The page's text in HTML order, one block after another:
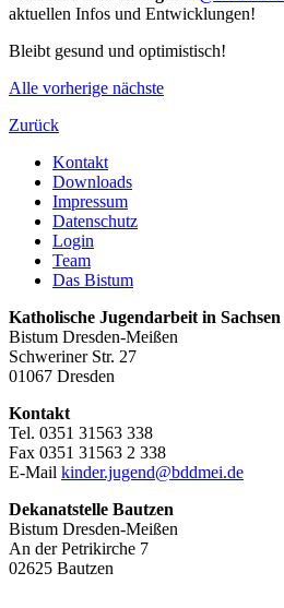
aktuellen Infos und Entwicklungen!
Bleibt gesund und optimistisch!
Alle vorherige nächste
Zurück
Kontakt
Downloads
Impressum
Datenschutz
Login
Team
Das Bistum
Katholische Jugendarbeit in
Bistum Dresden-Meißen
Schweriner Str. 27
01067 Dresden
Kontakt
Tel. 0351 31563 338
Fax 0351 31563 2 338
E-Mail kinder.jugend@bddmei.de
Dekanatstelle Bautzen
Bistum Dresden-Meißen
An der Petrikirche 7
02625 Bautzen